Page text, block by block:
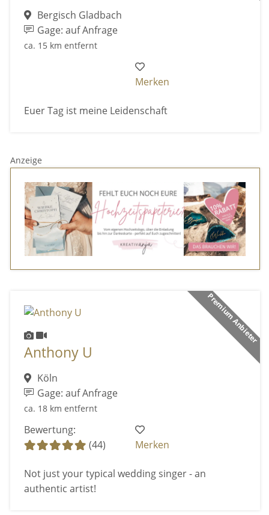
Bergisch Gladbach
Gage: auf Anfrage
ca. 15 km entfernt
Merken
Euer Tag ist meine Leidenschaft
Anzeige
Premium Anbieter
Anthony U
Köln
Gage: auf Anfrage
ca. 18 km entfernt
Bewertung:
(44)
Merken
Not just your typical wedding singer - an
authentic artist!